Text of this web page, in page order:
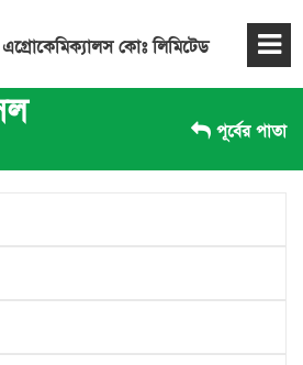
পূর্বের পাতা
কোঃ লিমিটেড